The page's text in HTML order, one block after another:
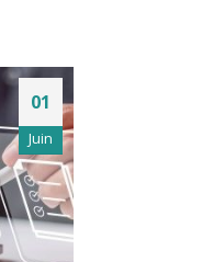
01
Juin